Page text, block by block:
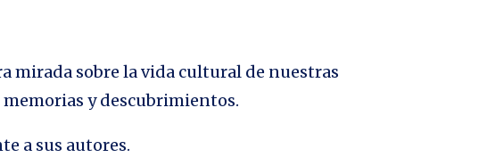
mirada sobre la vida cultural de nuestras
memorias y descubrimientos.
a sus autores.